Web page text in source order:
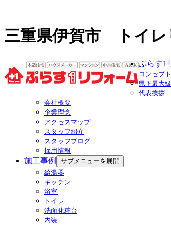
三重県伊賀市 トイレ
ぷらす1
コンセプト
県下最大
代表挨拶
会社概要
企業理念
アクセスマップ
スタッフ紹介
スタッフブログ
採用情報
施工事例
サブメニューを展開
給湯器
キッチン
浴室
トイレ
洗面化粧台
内装